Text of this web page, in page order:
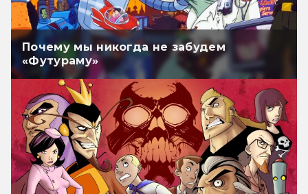
Почему мы никогда не забудем
«Футураму»